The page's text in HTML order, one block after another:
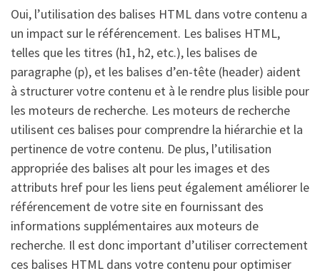
Oui, l’utilisation des balises HTML dans votre contenu a
un impact sur le référencement. Les balises HTML,
telles que les titres (h1, h2, etc.), les balises de
paragraphe (p), et les balises d’en-tête (header) aident
à structurer votre contenu et à le rendre plus lisible pour
les moteurs de recherche. Les moteurs de recherche
utilisent ces balises pour comprendre la hiérarchie et la
pertinence de votre contenu. De plus, l’utilisation
appropriée des balises alt pour les images et des
attributs href pour les liens peut également améliorer le
référencement de votre site en fournissant des
informations supplémentaires aux moteurs de
recherche. Il est donc important d’utiliser correctement
ces balises HTML dans votre contenu pour optimiser